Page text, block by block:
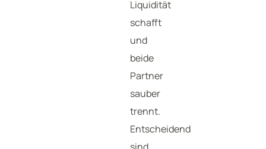
Liquidität
schafft
und
beide
Partner
sauber
trennt.
Entscheidend